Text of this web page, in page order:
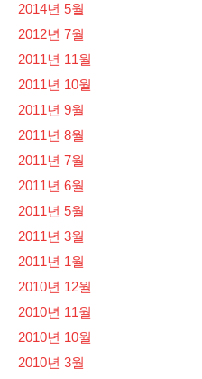
2014년 5월
2012년 7월
2011년 11월
2011년 10월
2011년 9월
2011년 8월
2011년 7월
2011년 6월
2011년 5월
2011년 3월
2011년 1월
2010년 12월
2010년 11월
2010년 10월
2010년 3월